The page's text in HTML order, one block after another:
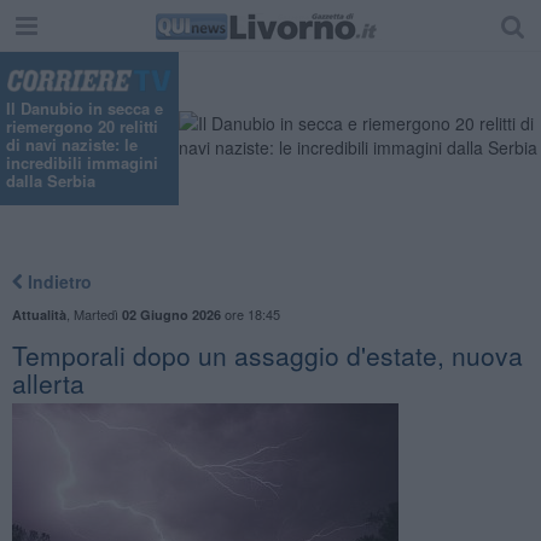
Il Danubio in secca e
riemergono 20 relitti
di navi naziste: le
incredibili immagini
dalla Serbia
Indietro
Attualità Martedì 02 Giugno 2026ore 18:45
Temporali dopo un assaggio d'estate, nuova
allerta